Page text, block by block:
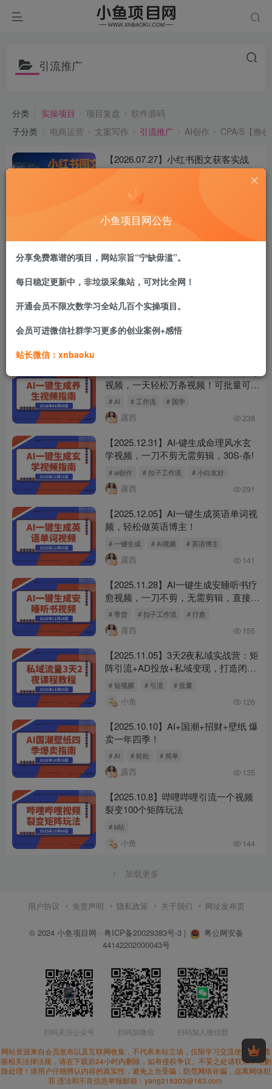
引流推广
分类 实操项目 项目复盘
软件源码
子分类
电商运营 文案写作 引流推广 AI创作 CPA/S【撸
【2026.07.27】小红书图文获客实战
课：深度拆解单人20台设备矩阵玩
法，设备风控与合规引流一站式落地指
小鱼
【2026.07.13】私域钩子矩阵实战指
南：公私域流量拆解+账号风控养号
+18类引流钩子+AI工具成交全攻略
# 小红书 # 引流 # 朋友圈
小鱼
【2026.03.11】AI一键生成民俗文化非
遗皮影戏视频 流量财富嘎嘎猛!
# 扣子工作流 智能体 非遗 皮影戏 带徒 带书 素材 陪跑
视频，一天轻松万条视频！可批量可矩
阵！
# AI # 工作流 # 国学
露西 238
【2025.12.31】AI-键生成命理风水玄
学视频，一刀不剪无需剪辑，30S-条!
# ai创作 # 扣子工作流 # 小白友好
露西 291
【2025.12.05】AI一键生成英语单词视
频，轻松做英语博主！
# 一键生成 # AI视频 # 英语博主
露西 141
【2025.11.28】AI一键生成安睡听书疗
愈视频，一刀不剪，无需剪辑，直接发
布！
# 带货 # 扣子工作流 # 疗愈
露西 155
【2025.11.05】3天2夜私域实战营：矩
阵引流+AD投放+私域变现，打造闭环
商业体系
# 短视频 # 引流 # 批量
小鱼 126
【2025.10.10】AI+国潮+招财+壁纸 爆
卖一年四季！
# AI # 轻松 # 简单
露西 135
【2025.10.8】哔哩哔哩引流一个视频
裂变100个矩阵玩法
# b站
小鱼 144
加载更多
用户协议 免责声明 隐私政策 关于我们 网址发布页
© 2024 小鱼项目网 · 粤ICP备20029383号-3|
粤公网安备
44142202000043号
扫码关注公众号 扫码加微信
扫码加入微信群
网站资源来自会员发布以及互联网收集，不代表本站立场，仅限学习交流使用。请遵
循相关法律法规，请在下载后24小时内删除，如有侵权争议、不妥之处请联系本站删
除处理！请用户仔细辨认内容的真实性，避免上当受骗，防范网络诈骗，远离网络犯
罪 违法和不良信息举报邮箱：yang219303@163.com
小鱼项目网公告
分享免费靠谱的项目，网站宗旨“宁缺毋滥”。
每日稳定更新中，非垃圾采集站，可对比全网！
开通会员不限次数学习全站几百个实操项目。
会员可进微信社群学习更多的创业案例+感悟
站长微信：xnbaoku